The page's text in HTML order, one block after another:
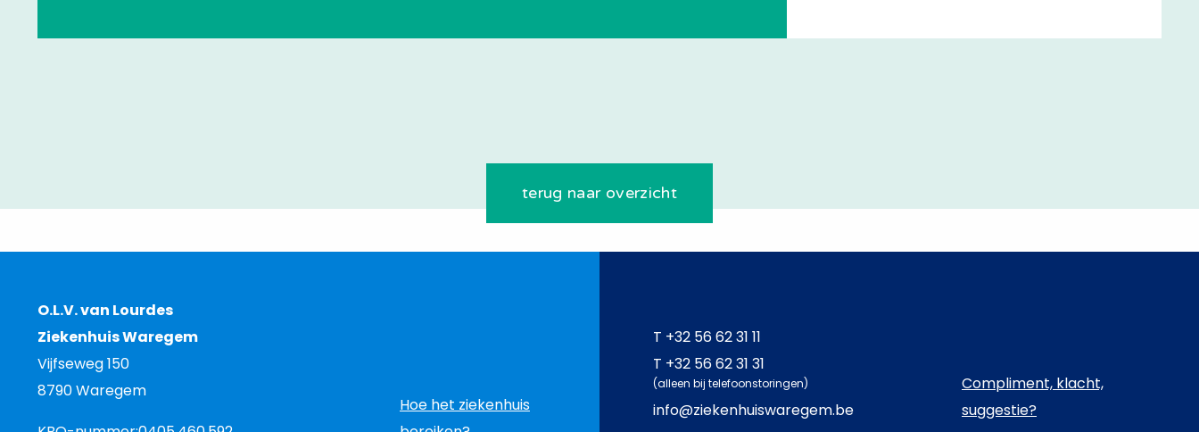
terug naar overzicht
O.L.V. van Lourdes
Ziekenhuis Waregem
Vijfseweg 150
8790 Waregem
Hoe het ziekenhuis
T +32 56 62 31 11
T +32 56 62 31 31
(alleen bij telefoonstoringen)
info@ziekenhuiswaregem.be
Compliment, klacht,
suggestie?